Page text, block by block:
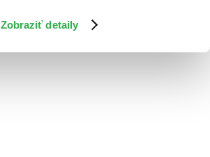
Zobraziť detaily